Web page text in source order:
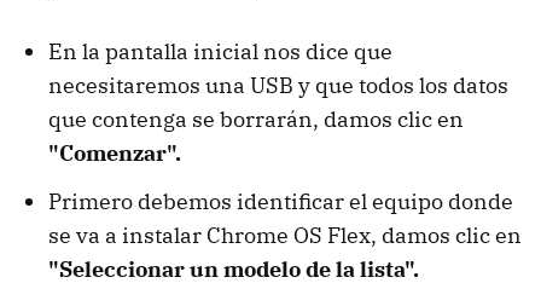
En la pantalla inicial nos dice que
necesitaremos una USB y que todos los datos
que contenga se borrarán, damos clic en
"Comenzar".
Primero debemos identificar el equipo donde
se va a instalar Chrome OS Flex, damos clic en
"Seleccionar un modelo de la lista".